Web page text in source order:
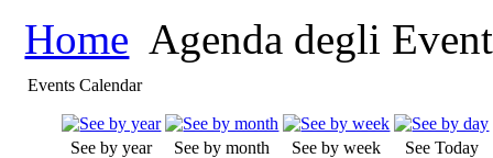
Home Agenda degli
Events Calendar
See by year See by month See by week
See Today